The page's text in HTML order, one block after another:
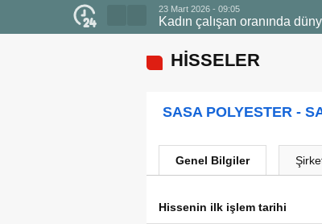
23 Mart 2026 - 09:05
Kadın çalışan oranında
HİSSELER
SASA POLYESTER -
Genel Bilgiler
Hissenin ilk işlem tarihi